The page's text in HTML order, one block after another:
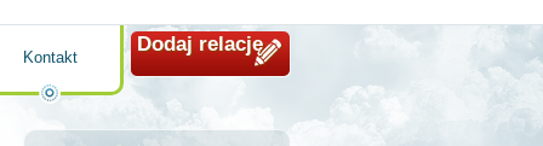
Dodaj relację
Kontakt